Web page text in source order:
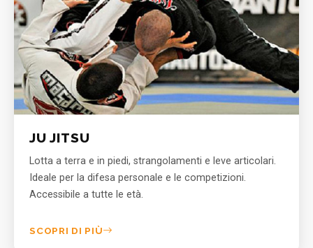
JU JITSU
Lotta a terra e in piedi, strangolamenti e leve articolari.
Ideale per la difesa personale e le competizioni.
Accessibile a tutte le età.
SCOPRI DI PIÙ